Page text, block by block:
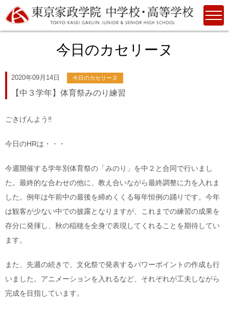
今日のカセリーヌ
2020年09月14日 今日のカセリーヌ
【中３学年】体育祭みのり練習
ごきげんよう‼
今日のHRは・・・
今週開催する学年別体育祭の「みのり」を中２と合同で行いまし
た。最終的な合わせの他に、教え合いながら最終調整に力を入れま
した。例年は午前中の最後を締めくくる毎年恒例の踊りです。今年
は観客が少ない中での披露となりますが、これまでの練習の成果を
存分に発揮し、秋の稲穂を全身で表現してくれることを期待してい
ます。
また、先週の続きで、文化祭で発表するパワーポイントの作成も行
いました。アニメーションを入れるなど、それぞれが工夫しながら
完成を目指しています。